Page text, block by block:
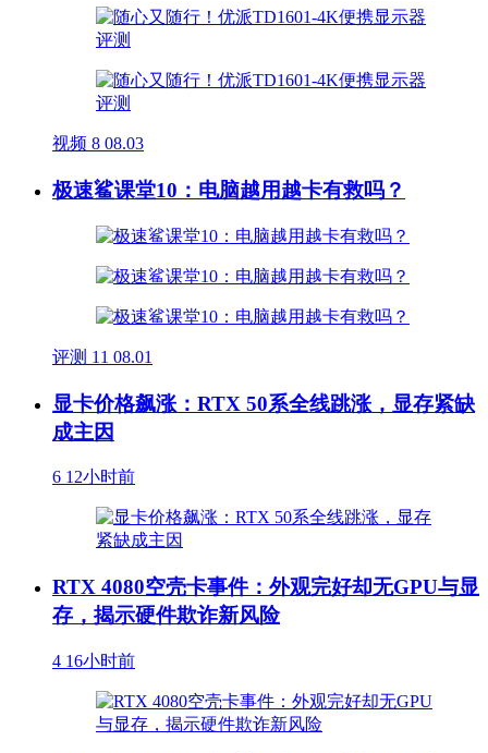
视频 8 08.03
极速鲨课堂10：电脑越用越卡有救吗？
评测 11 08.01
显卡价格飙涨：RTX 50系全线跳涨，显存紧缺
成主因
6 12小时前
RTX 4080空壳卡事件：外观完好却无GPU与显
存，揭示硬件欺诈新风险
4 16小时前